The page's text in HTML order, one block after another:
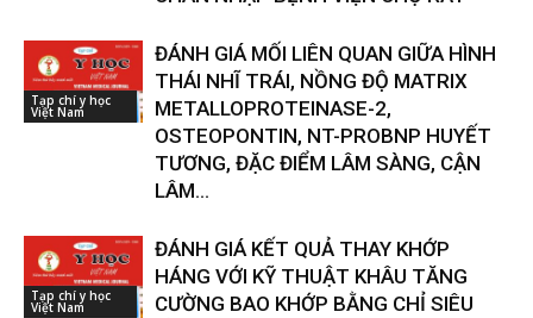
Tạp chí y học
Việt Nam
ĐÁNH GIÁ MỐI LIÊN QUAN GIỮA HÌNH
THÁI NHĨ TRÁI, NỒNG ĐỘ MATRIX
METALLOPROTEINASE-2,
OSTEOPONTIN, NT-PROBNP HUYẾT
TƯƠNG, ĐẶC ĐIỂM LÂM SÀNG, CẬN
LÂM...
Tạp chí y học
Việt Nam
ĐÁNH GIÁ KẾT QUẢ THAY KHỚP
HÁNG VỚI KỸ THUẬT KHÂU TĂNG
CƯỜNG BAO KHỚP BẰNG CHỈ SIÊU